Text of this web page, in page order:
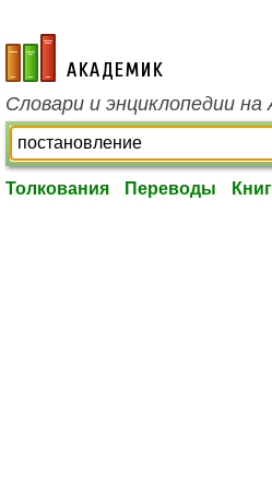
academic.ru
Словари и энциклопедии на
Толкования Переводы